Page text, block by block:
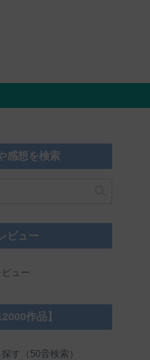
感想を検索
ビュー
ュー
作品】
す（50音検索）